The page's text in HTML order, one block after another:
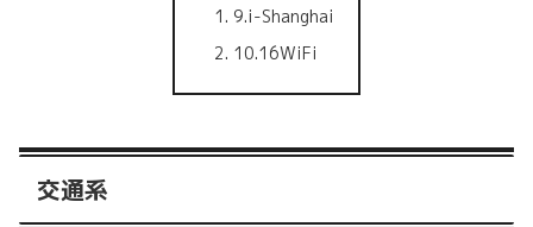
9.i-Shanghai
10.16WiFi
交通系